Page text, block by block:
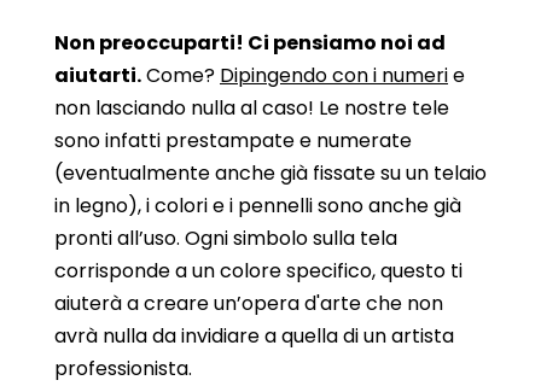
Non preoccuparti! Ci pensiamo noi ad
aiutarti.Come? Dipingendo con i numerie
non lasciando nulla al caso! Le nostre tele
sono infatti prestampate e numerate
(eventualmente anche già fissate su un telaio
in legno), i colori e i pennelli sono anche già
pronti all’uso. Ogni simbolo sulla tela
corrisponde a un colore specifico, questo ti
aiuterà a creare un’opera d'arte che non
avrà nulla da invidiare a quella di un artista
professionista.